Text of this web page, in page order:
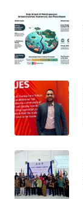
KONSUMEN
FORWAMKI
ALPERKLINAS
FORJASIDA
TAMBANG
NEWS